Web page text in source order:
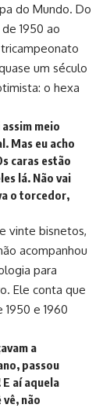
do Mundo. Do
1950 ao
um século
o hexa
meio
Mas eu acho
caras estão
lá. Não vai
o torcedor,
vinte bisnetos,
acompanhou
para
Ele conta que
e 1960
a
passou
aí aquela
não